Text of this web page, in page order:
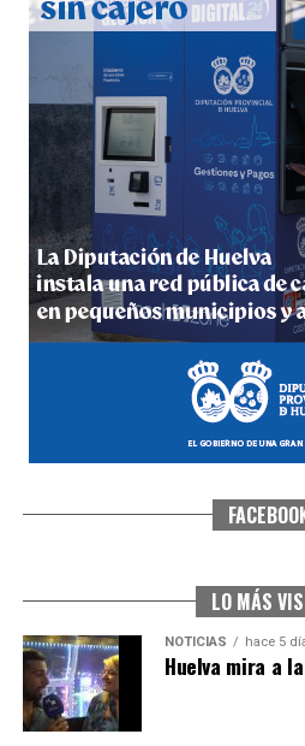
5º DÍA DE LAS FIESTAS
hace 5 días ·Huelvatv
CUARTA CORRIDA DE LAS
LO MÁS
NOTICIAS hace 5
Huelva mira a